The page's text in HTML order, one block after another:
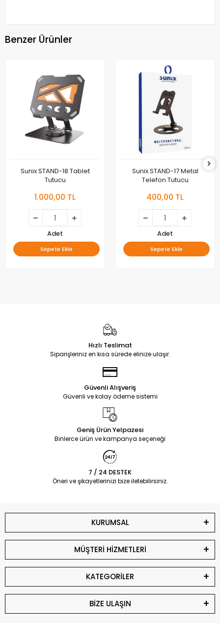
Benzer Ürünler
Sunix STAND-18 Tablet
Tutucu
1.000,00 TL
Adet
Sepete Ekle
Sunix STAND-17 Metal
Telefon Tutucu
400,00 TL
Adet
Sepete Ekle
Hızlı Teslimat
Siparişleriniz en kısa sürede elinize ulaşır.
Güvenli Alışveriş
Güvenli ve kolay ödeme sistemi
Geniş Ürün Yelpazesi
Binlerce ürün ve kampanya seçeneği
7 / 24 DESTEK
Öneri ve şikayetlerinizi bize iletebilirsiniz.
KURUMSAL
MÜŞTERİ HİZMETLERİ
KATEGORİLER
BİZE ULAŞIN